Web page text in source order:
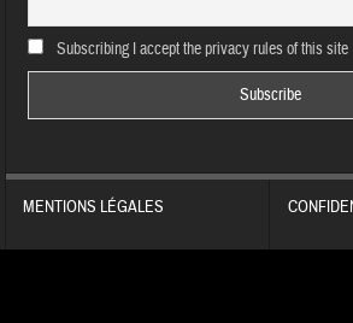
Subscribing I accept the privacy rules of this site
MENTIONS LÉGALES